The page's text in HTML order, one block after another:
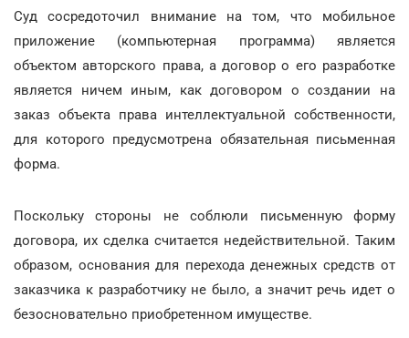
Суд сосредоточил внимание на том, что мобильное
приложение (компьютерная программа) является
объектом авторского права, а договор о его разработке
является ничем иным, как договором о создании на
заказ объекта права интеллектуальной собственности,
для которого предусмотрена обязательная письменная
форма.
Поскольку стороны не соблюли письменную форму
договора, их сделка считается недействительной. Таким
образом, основания для перехода денежных средств от
заказчика к разработчику не было, а значит речь идет о
безосновательно приобретенном имуществе.